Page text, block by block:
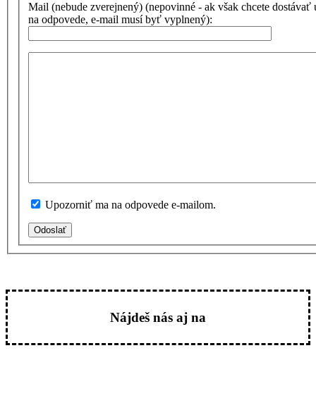
Mail (nebude zverejnený) (nepovinné - ak však chcete dostávať
na odpovede, e-mail musí byť vyplnený):
Upozorniť ma na odpovede e-mailom.
Odoslať
Nájdeš nás aj na